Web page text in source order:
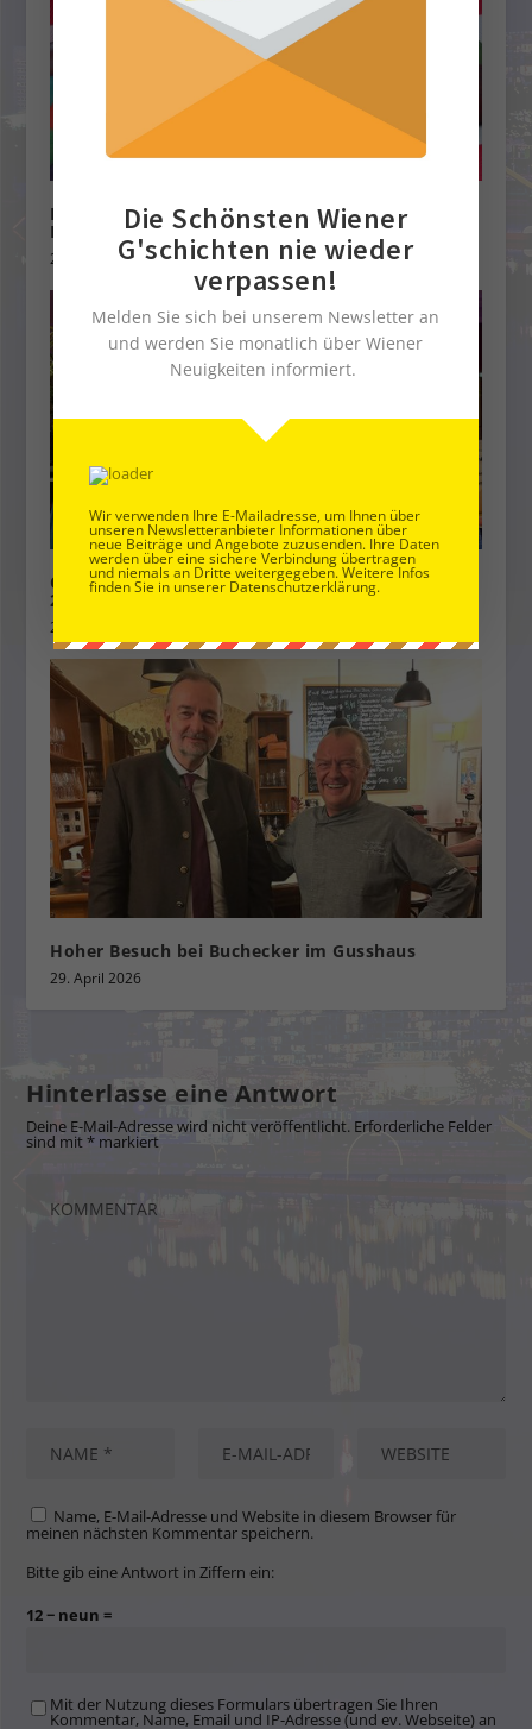
KULINARISCHE KLEINODE: DIE WIENER
FLEISCHER
27. März 2023
Café Central ist Sieger des Zuckerbäcker Award
2024
28. Januar 2024
Hoher Besuch bei Buchecker im Gusshaus
29. April 2026
Hinterlasse eine Antwort
Deine E-Mail-Adresse wird nicht veröffentlicht. Erforderliche Felder
sind mit* markiert
Name, E-Mail-Adresse und Website in diesem Browser für
meinen nächsten Kommentar speichern.
Bitte gib eine Antwort in Ziffern ein:
12 − neun =
Mit der Nutzung dieses Formulars übertragen Sie Ihren
Kommentar, Name, Email und IP-Adresse (und ev. Webseite) an
Die Schönsten Wiener
G'schichten nie wieder
verpassen!
Melden Sie sich bei unserem Newsletter an
und werden Sie monatlich über Wiener
Neuigkeiten informiert.
Wir verwenden Ihre E-Mailadresse, um Ihnen über
unseren Newsletteranbieter Informationen über
neue Beiträge und Angebote zuzusenden. Ihre Daten
werden über eine sichere Verbindung übertragen
und niemals an Dritte weitergegeben. Weitere Infos
finden Sie in unserer Datenschutzerklärung.